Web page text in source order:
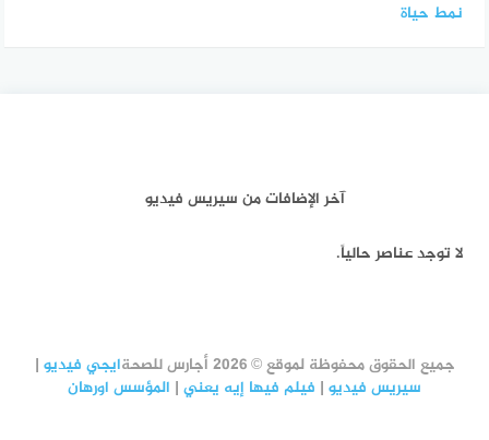
نمط حياة
آخر الإضافات من سيريس فيديو
لا توجد عناصر حالياً.
جميع الحقوق محفوظة لموقع © 2026 أجارس للصحة ايجي فيديو |
سيريس فيديو | فيلم فيها إيه يعني | المؤسس اورهان